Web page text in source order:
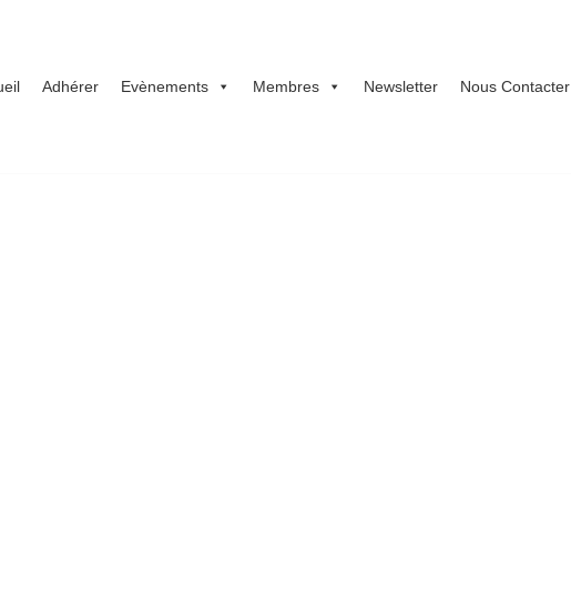
Adhérer Evènements Membres Newsletter Nous Contacter